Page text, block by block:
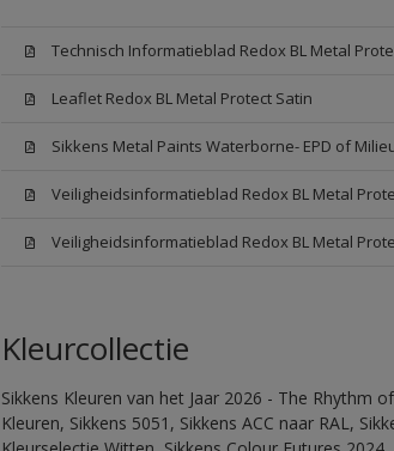
Technisch Informatieblad Redox BL Metal
Leaflet Redox BL Metal Protect Satin
Sikkens Metal Paints Waterborne- EPD of
Veiligheidsinformatieblad Redox BL Metal
Veiligheidsinformatieblad Redox BL Metal
Kleurcollectie
Sikkens Kleuren van het Jaar 2026 - The Rhythm
Kleuren, Sikkens 5051, Sikkens ACC naar RAL,